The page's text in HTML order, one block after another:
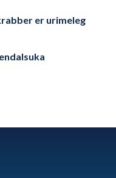
er urimeleg